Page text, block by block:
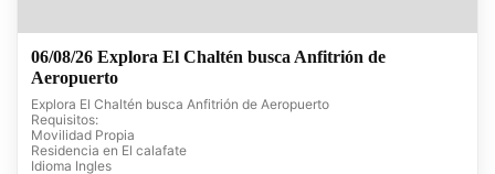
06/08/26 Explora El Chaltén busca Anfitrión de
Aeropuerto
Explora El Chaltén busca Anfitrión de Aeropuerto
Requisitos:
Movilidad Propia
Residencia en El calafate
Idioma Ingles